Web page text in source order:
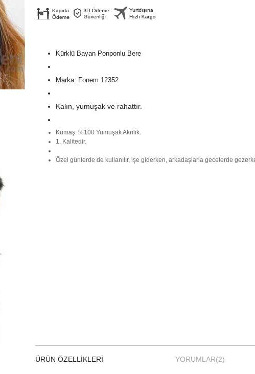
Kürklü Bayan Ponponlu Bere
Marka: Fonem 12352
Kalın, yumuşak ve rahattır.
Kumaş: %100 Yumuşak Akrilik.
1. Kalitedir.
Özel günlerde de kullanılır, işe giderken, arkadaşlarla gecelerde
ÜRÜN ÖZELLIKLERI YORUMLAR(2)